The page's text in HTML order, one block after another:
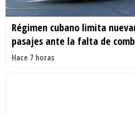
Régimen cubano limita
pasajes ante la falta de
Hace 7 horas